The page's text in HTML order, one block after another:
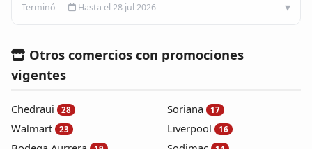
Hasta el 28 jul 2026
Otros comercios con promociones
vigentes
Chedraui 28
Walmart 23
Soriana 17
Liverpool 16